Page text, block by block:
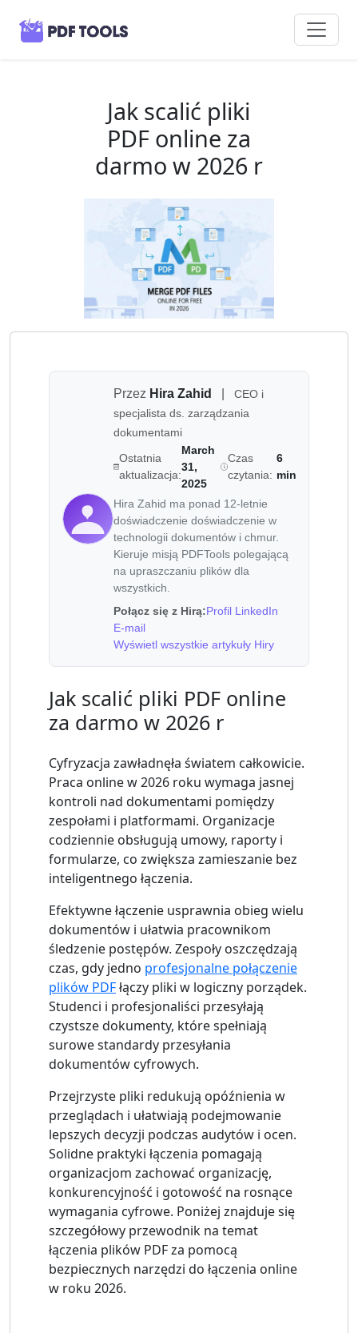
Jak scalić pliki
PDF online za
darmo w 2026 r
Przez Hira Zahid
CEO i
specjalista ds. zarządzania
dokumentami
Ostatnia
aktualizacja:
March
31,
2025
Czas
czytania:
6
min
Hira Zahid ma ponad 12-letnie
doświadczenie doświadczenie w
technologii dokumentów i chmur.
Kieruje misją PDFTools polegającą
na upraszczaniu plików dla
wszystkich.
Połącz się z Hirą:Profil LinkedIn
E-mail
Wyświetl wszystkie artykuły Hiry
Jak scalić pliki PDF online
za darmo w 2026 r
Cyfryzacja zawładnęła światem całkowicie.
Praca online w 2026 roku wymaga jasnej
kontroli nad dokumentami pomiędzy
zespołami i platformami. Organizacje
codziennie obsługują umowy, raporty i
formularze, co zwiększa zamieszanie bez
inteligentnego łączenia.
Efektywne łączenie usprawnia obieg wielu
dokumentów i ułatwia pracownikom
śledzenie postępów. Zespoły oszczędzają
czas, gdy jedno profesjonalne połączenie
plików PDFłączy pliki w logiczny porządek.
Studenci i profesjonaliści przesyłają
czystsze dokumenty, które spełniają
surowe standardy przesyłania
dokumentów cyfrowych.
Przejrzyste pliki redukują opóźnienia w
przeglądach i ułatwiają podejmowanie
lepszych decyzji podczas audytów i ocen.
Solidne praktyki łączenia pomagają
organizacjom zachować organizację,
konkurencyjność i gotowość na rosnące
wymagania cyfrowe. Poniżej znajduje się
szczegółowy przewodnik na temat
łączenia plików PDF za pomocą
bezpiecznych narzędzi do łączenia online
w roku 2026.